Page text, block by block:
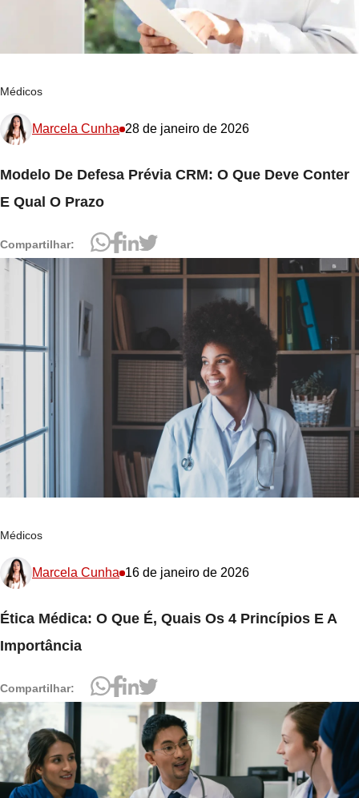
Médicos
Marcela Cunha 28 de janeiro de 2026
Modelo De Defesa Prévia CRM: O Que Deve Conter
E Qual O Prazo
Compartilhar:
Médicos
Marcela Cunha 16 de janeiro de 2026
Ética Médica: O Que É, Quais Os 4 Princípios E A
Importância
Compartilhar: